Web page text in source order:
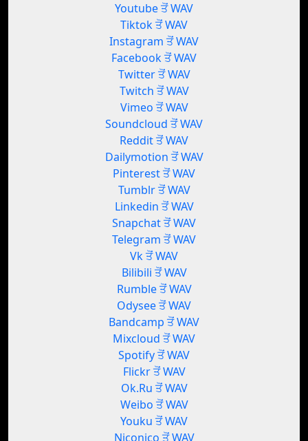
Youtube ਤੋਂ WAV
Tiktok ਤੋਂ WAV
Instagram ਤੋਂ WAV
Facebook ਤੋਂ WAV
Twitter ਤੋਂ WAV
Twitch ਤੋਂ WAV
Vimeo ਤੋਂ WAV
Soundcloud ਤੋਂ WAV
Reddit ਤੋਂ WAV
Dailymotion ਤੋਂ WAV
Pinterest ਤੋਂ WAV
Tumblr ਤੋਂ WAV
Linkedin ਤੋਂ WAV
Snapchat ਤੋਂ WAV
Telegram ਤੋਂ WAV
Vk ਤੋਂ WAV
Bilibili ਤੋਂ WAV
Rumble ਤੋਂ WAV
Odysee ਤੋਂ WAV
Bandcamp ਤੋਂ WAV
Mixcloud ਤੋਂ WAV
Spotify ਤੋਂ WAV
Flickr ਤੋਂ WAV
Ok.Ru ਤੋਂ WAV
Weibo ਤੋਂ WAV
Youku ਤੋਂ WAV
Niconico ਤੋਂ WAV